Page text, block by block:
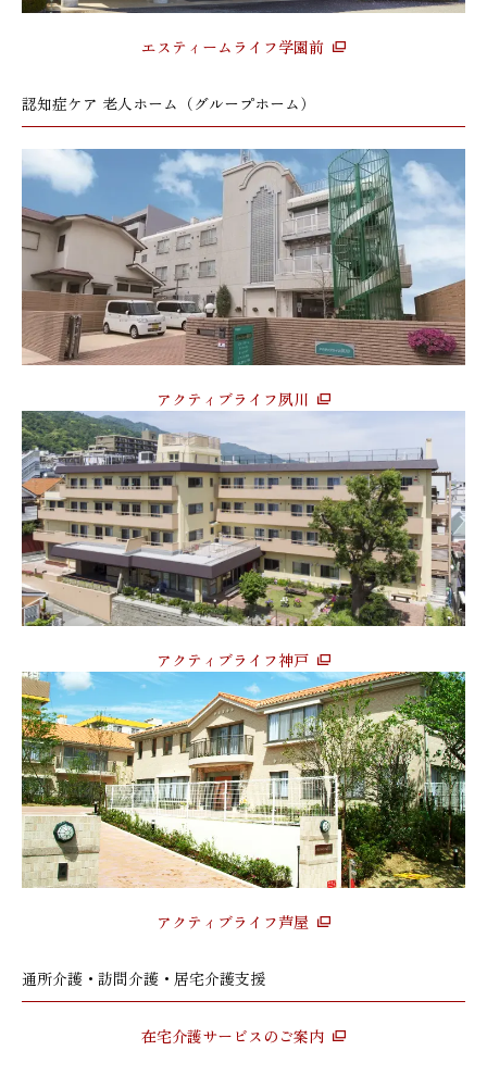
エスティームライフ学園前
認知症ケア 老人ホーム（グループホーム）
アクティブライフ夙川
アクティブライフ神戸
アクティブライフ芦屋
通所介護・訪問介護・居宅介護支援
在宅介護サービスのご案内